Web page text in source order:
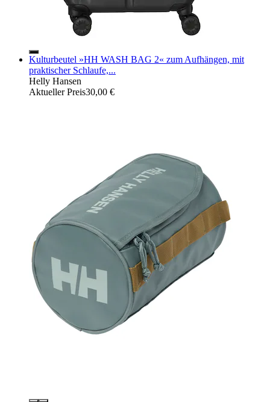
Kulturbeutel »HH WASH BAG 2« zum Aufhängen, mit
praktischer Schlaufe,...
Helly Hansen
Aktueller Preis30,00 €